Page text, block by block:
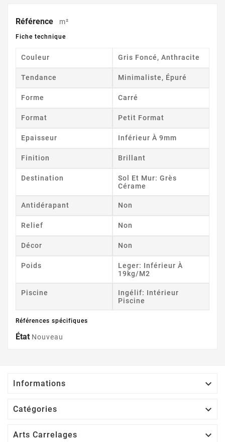
Référence m²
Fiche technique
Couleur Gris Foncé, Anthracite
Tendance Minimaliste, Épuré
Forme Carré
Format Petit Format
Epaisseur Inférieur À 9mm
Finition Brillant
Destination
Sol Et Mur: Grès
Cérame
Antidérapant Non
Relief Non
Décor Non
Poids
Leger: Inférieur À
19kg/m2
Piscine
Ingélif: Intérieur
Piscine
Références spécifiques
État Nouveau
Informations 
Catégories 
Arts Carrelages 